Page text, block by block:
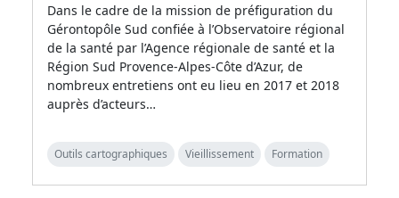
Dans le cadre de la mission de préfiguration du
Gérontopôle Sud confiée à l’Observatoire régional
de la santé par l’Agence régionale de santé et la
Région Sud Provence-Alpes-Côte d’Azur, de
nombreux entretiens ont eu lieu en 2017 et 2018
auprès d’acteurs…
Outils cartographiques Vieillissement Formation